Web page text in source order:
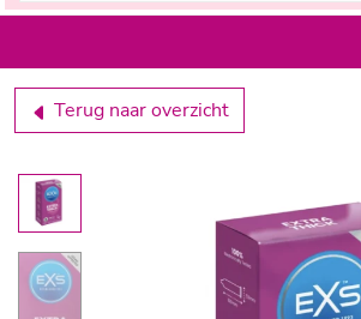
Terug naar overzicht